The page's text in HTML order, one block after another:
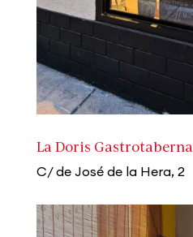
La Doris Gastrotaberna
C/ de José de la Hera, 2